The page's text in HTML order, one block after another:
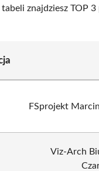
znajdziesz TOP
FSprojekt
Viz-Arch